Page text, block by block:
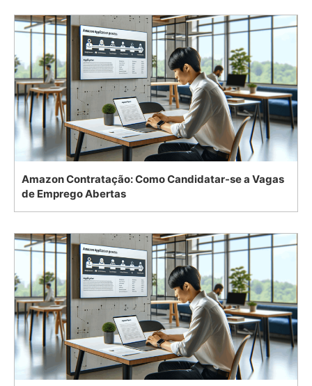
Amazon Contratação: Como Candidatar-se a Vagas
de Emprego Abertas